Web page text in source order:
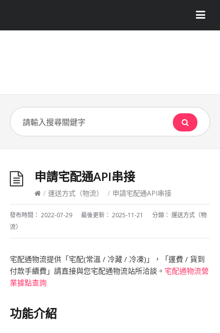
申請宅配通API串接
/ 運送方式（物流） / 申請宅配通API串接
發布時間： 2022-07-29 最後更新： 2025-11-21 分類： 運送方式（物
流）
宅配通物流提供「宅配(常溫 / 冷藏 / 冷凍)」，「運費 / 貨到
付款手續費」請直接與您宅配通物流站所洽談。 宅配通物流營
業據點查詢
功能介紹